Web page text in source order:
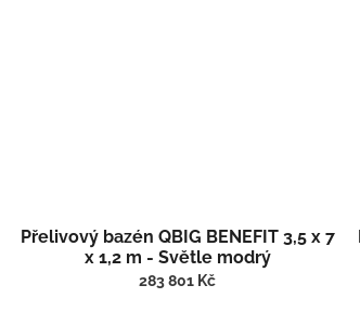
Přelivový bazén QBIG BENEFIT 3,5 x 7
x 1,2 m - Světle modrý
283 801 Kč